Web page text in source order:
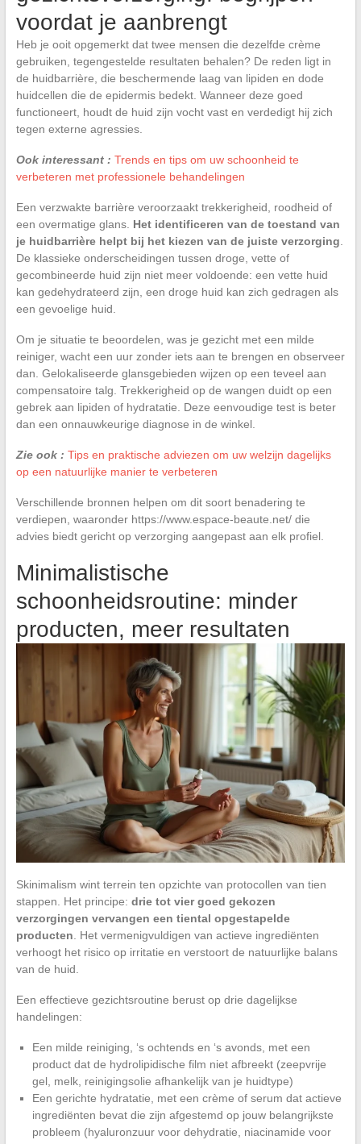
voordat je aanbrengt
Heb je ooit opgemerkt dat twee mensen die dezelfde crème
gebruiken, tegengestelde resultaten behalen? De reden ligt in
de huidbarrière, die beschermende laag van lipiden en dode
huidcellen die de epidermis bedekt. Wanneer deze goed
functioneert, houdt de huid zijn vocht vast en verdedigt hij zich
tegen externe agressies.
Ook interessant : Trends en tips om uw schoonheid te
verbeteren met professionele behandelingen
Een verzwakte barrière veroorzaakt trekkerigheid, roodheid of
een overmatige glans. Het identificeren van de toestand van
je huidbarrière helpt bij het kiezen van de juiste verzorging
De klassieke onderscheidingen tussen droge, vette of
gecombineerde huid zijn niet meer voldoende: een vette huid
kan gedehydrateerd zijn, een droge huid kan zich gedragen als
een gevoelige huid.
Om je situatie te beoordelen, was je gezicht met een milde
reiniger, wacht een uur zonder iets aan te brengen en observeer
dan. Gelokaliseerde glansgebieden wijzen op een teveel aan
compensatoire talg. Trekkerigheid op de wangen duidt op een
gebrek aan lipiden of hydratatie. Deze eenvoudige test is beter
dan een onnauwkeurige diagnose in de winkel.
Zie ook : Tips en praktische adviezen om uw welzijn dagelijks
op een natuurlijke manier te verbeteren
Verschillende bronnen helpen om dit soort benadering te
verdiepen, waaronder https://www.espace-beaute.net/ die
advies biedt gericht op verzorging aangepast aan elk profiel.
Minimalistische
schoonheidsroutine: minder
producten, meer resultaten
Skinimalism wint terrein ten opzichte van protocollen van tien
stappen. Het principe: drie tot vier goed gekozen
verzorgingen vervangen een tiental opgestapelde
producten. Het vermenigvuldigen van actieve ingrediënten
verhoogt het risico op irritatie en verstoort de natuurlijke balans
van de huid.
Een effectieve gezichtsroutine berust op drie dagelijkse
handelingen:
Een milde reiniging, ‘s ochtends en ‘s avonds, met een
product dat de hydrolipidische film niet afbreekt (zeepvrije
gel, melk, reinigingsolie afhankelijk van je huidtype)
Een gerichte hydratatie, met een crème of serum dat actieve
ingrediënten bevat die zijn afgestemd op jouw belangrijkste
probleem (hyaluronzuur voor dehydratie, niacinamide voor